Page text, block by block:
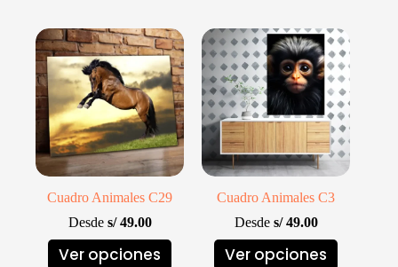
se
pueden
elegir
en
la
página
de
producto
se
pueden
elegir
en
la
página
de
producto
Cuadro Animales C29
Desde s/49.00
Ver opciones
Este
producto
Cuadro Animales C3
Desde s/49.00
Ver opciones
Este
producto